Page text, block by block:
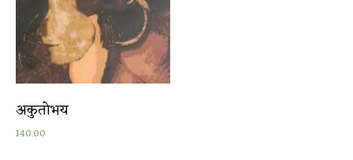
अकुतोभय
140.00